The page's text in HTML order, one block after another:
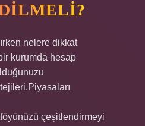
nelere dikkat
kurumda hesap
çeşitlendirmeyi